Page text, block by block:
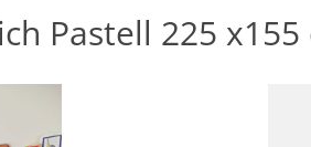
Pastell 225 x155